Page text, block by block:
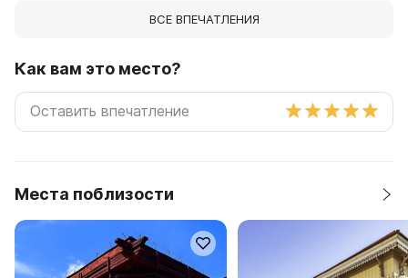
ВСЕ ВПЕЧАТЛЕНИЯ
Как вам это место?
Места поблизости